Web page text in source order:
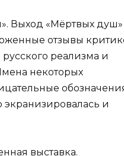
Выход «Мёртвых душ»
отзывы
реализма и
некоторых
экранизировалась и
выставка.